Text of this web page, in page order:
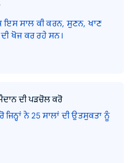
ਇਸ ਸਾਲ ਕੀ ਕਰਨ, ਸੁਣਨ, ਖਾਣ
ਖੋਜ ਕਰ ਰਹੇ ਸਨ।
ਦੀ ਪੜਚੋਲ ਕਰੋ
ਨੇ 25 ਸਾਲਾਂ ਦੀ ਉਤਸੁਕਤਾ ਨੂੰ